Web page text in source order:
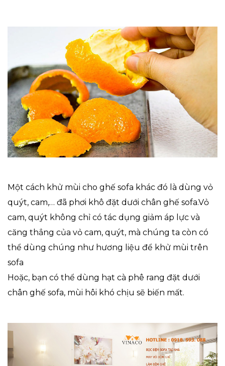
Một cách khử mùi cho ghế sofa khác đó là dùng vỏ
quýt, cam,… đã phơi khô đặt dưới chân ghế sofa.Vỏ
cam, quýt không chỉ có tác dụng giảm áp lực và
căng thẳng của vỏ cam, quýt, mà chúng ta còn có
thể dùng chúng như hương liệu để khử mùi trên
sofa
Hoặc, bạn có thể dùng hạt cà phê rang đặt dưới
chân ghế sofa, mùi hôi khó chịu sẽ biến mất.